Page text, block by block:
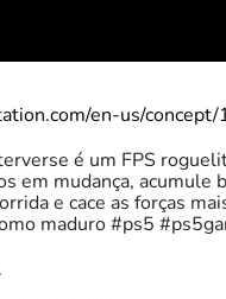
en-us/
é um FPS
em mudança, acumule
e cace as forças
maduro #ps5
.